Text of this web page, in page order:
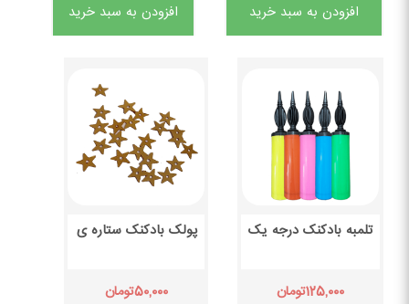
افزودن به سبد خرید افزودن به سبد خرید
تلمبه بادکنک درجه یک
۱۲۵,۰۰۰تومان
پولک بادکنک ستاره ی
۵۰,۰۰۰تومان